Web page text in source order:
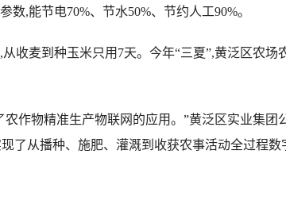
数,能节电70%、节水50%、节约人工90%。
麦到种玉米只用7天。今年“三夏”,黄泛区农场
物精准生产物联网的应用。”黄泛区实业集团
了从播种、施肥、灌溉到收获农事活动全过程数